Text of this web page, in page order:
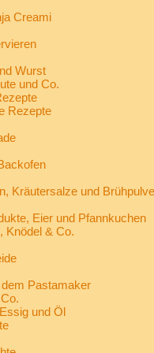
Creami
Wurst
und Co.
Rezepte
Kräutersalze und
Eier und Pfannkuchen
Knödel & Co.
Pastamaker
und Öl